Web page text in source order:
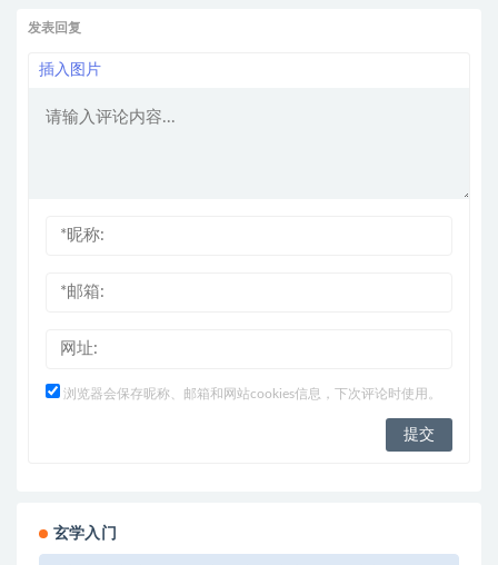
发表回复
插入图片
浏览器会保存昵称、邮箱和网站cookies信息，下次评论时使用。
玄学入门